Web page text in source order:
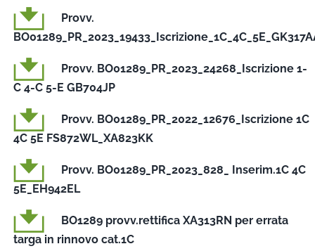
Provv.
Provv. BO01289_PR_2023_24268_Iscrizione 1-
C 4-C 5-E GB704JP
Provv. BO01289_PR_2022_12676_Iscrizione 1C
4C 5E FS872WL_XA823KK
Provv. BO01289_PR_2023_828_ Inserim.1C 4C
5E_EH942EL
BO1289 provv.rettifica XA313RN per errata
targa in rinnovo cat.1C